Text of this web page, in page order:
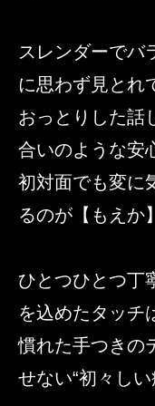
スレンダーでバ
に思わず見とれ
おっとりした話
合いのような安
初対面でも変に
るのが【もえか
ひとつひとつ丁
を込めたタッチ
慣れた手つきの
せない“初々し